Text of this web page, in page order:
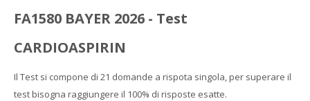
FA1580 BAYER 2026 - Test
CARDIOASPIRIN
Il Test si compone di 21 domande a rispota singola, per superare il
test bisogna raggiungere il 100% di risposte esatte.